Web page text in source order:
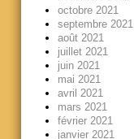
octobre 2021
septembre 2021
août 2021
juillet 2021
juin 2021
mai 2021
avril 2021
mars 2021
février 2021
janvier 2021